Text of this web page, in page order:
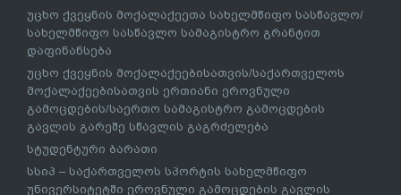
უცხო ქვეყნის მოქალაქეეთა სახელმწიფო სასწავლო/
სახელმწიფო სასწავლო სამაგისტრო გრანტით
დაფინანსება
უცხო ქვეყნის მოქალაქეებისათვის/საქართველოს
მოქალაქეებისათვის ერთიანი ეროვნული
გამოცდების/საერთო სამაგისტრო გამოცდების
გავლის გარეშე სწავლის გაგრძელება
სტუდენტური ბარათი
სსიპ – საქართველოს სპორტის სახელმწიფო
უნივერსიტეტში ეროვნული გამოცდების გავლის